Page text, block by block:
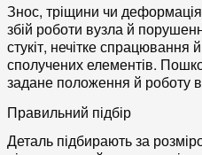
Знос, тріщини чи
збій роботи вузла й
стукіт, нечітке спрацювання
сполучених елементів.
задане положення й роботу
Правильний підбір
Деталь підбирають за